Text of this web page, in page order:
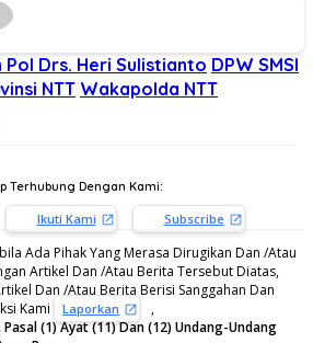
Pol Drs. Heri Sulistianto DPW SMSI
NTT Wakapolda NTT
Terhubung Dengan Kami:
Ikuti Kami Subscribe
Ada Pihak Yang Merasa Dirugikan Dan /Atau
Artikel Dan /Atau Berita Tersebut Diatas,
Dan /Atau Berita Berisi Sanggahan Dan
Kami
Laporkan
,
Pasal (1) Ayat (11) Dan (12) Undang-Undang